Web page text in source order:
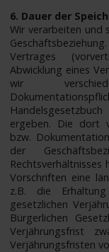
6. Dauer der
Wir verarbeiten und
Vertrages
Abwicklung eines
wir
ergeben. Die dort
bzw.
der
Rechtsverhältnisses
Vorschriften eine
z.B. die
gesetzlichen
Bürgerlichen
Verjährungsfrist
Verjährungsfristen